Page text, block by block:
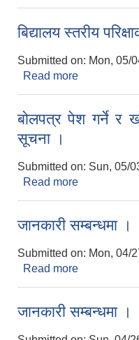
बिद्यालय स्तरीय
Submitted on: Mon, 05/
Read more
बोलपत्र पेश गर्ने र
सूचना ।
Submitted on: Sun, 05/
Read more
जानकारी सम्बन्धमा ।
Submitted on: Mon, 04/
Read more
जानकारी सम्बन्धमा ।